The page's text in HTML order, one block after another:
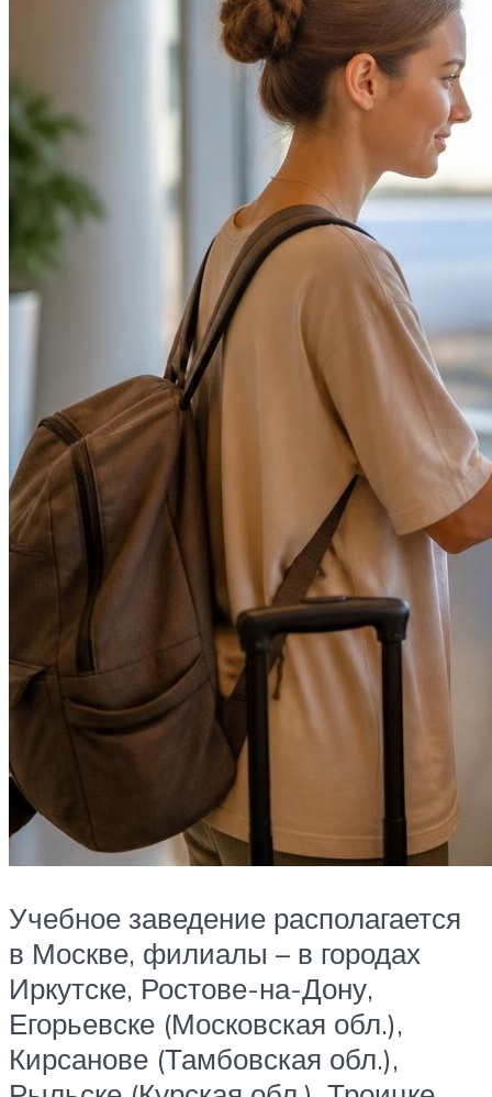
Учебное заведение располагается
в Москве, филиалы – в городах
Иркутске, Ростове-на-Дону,
Егорьевске (Московская обл.),
Кирсанове (Тамбовская обл.),